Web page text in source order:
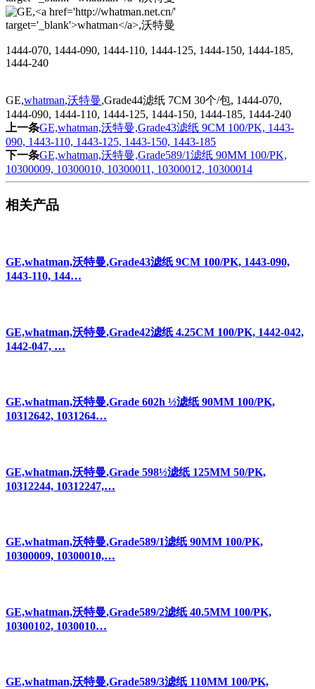
1444-070, 1444-090, 1444-110, 1444-125, 1444-150, 1444-185,
1444-240
GE,whatman,沃特曼,Grade44滤纸 7CM 30个/包, 1444-070,
1444-090, 1444-110, 1444-125, 1444-150, 1444-185, 1444-240
上一条GE,whatman,沃特曼,Grade43滤纸 9CM 100/PK, 1443-
090, 1443-110, 1443-125, 1443-150, 1443-185
下一条GE,whatman,沃特曼,Grade589/1滤纸 90MM 100/PK,
10300009, 10300010, 10300011, 10300012, 10300014
相关产品
GE,whatman,沃特曼,Grade43滤纸 9CM 100/PK, 1443-090,
1443-110, 144…
GE,whatman,沃特曼,Grade42滤纸 4.25CM 100/PK, 1442-042,
1442-047, …
GE,whatman,沃特曼,Grade 602h ½滤纸 90MM 100/PK,
10312642, 1031264…
GE,whatman,沃特曼,Grade 598½滤纸 125MM 50/PK,
10312244, 10312247,…
GE,whatman,沃特曼,Grade589/1滤纸 90MM 100/PK,
10300009, 10300010,…
GE,whatman,沃特曼,Grade589/2滤纸 40.5MM 100/PK,
10300102, 1030010…
GE,whatman,沃特曼,Grade589/3滤纸 110MM 100/PK,